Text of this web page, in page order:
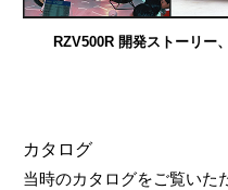
RZV500R 開発ストーリー
カタログ
当時のカタログをご覧いた